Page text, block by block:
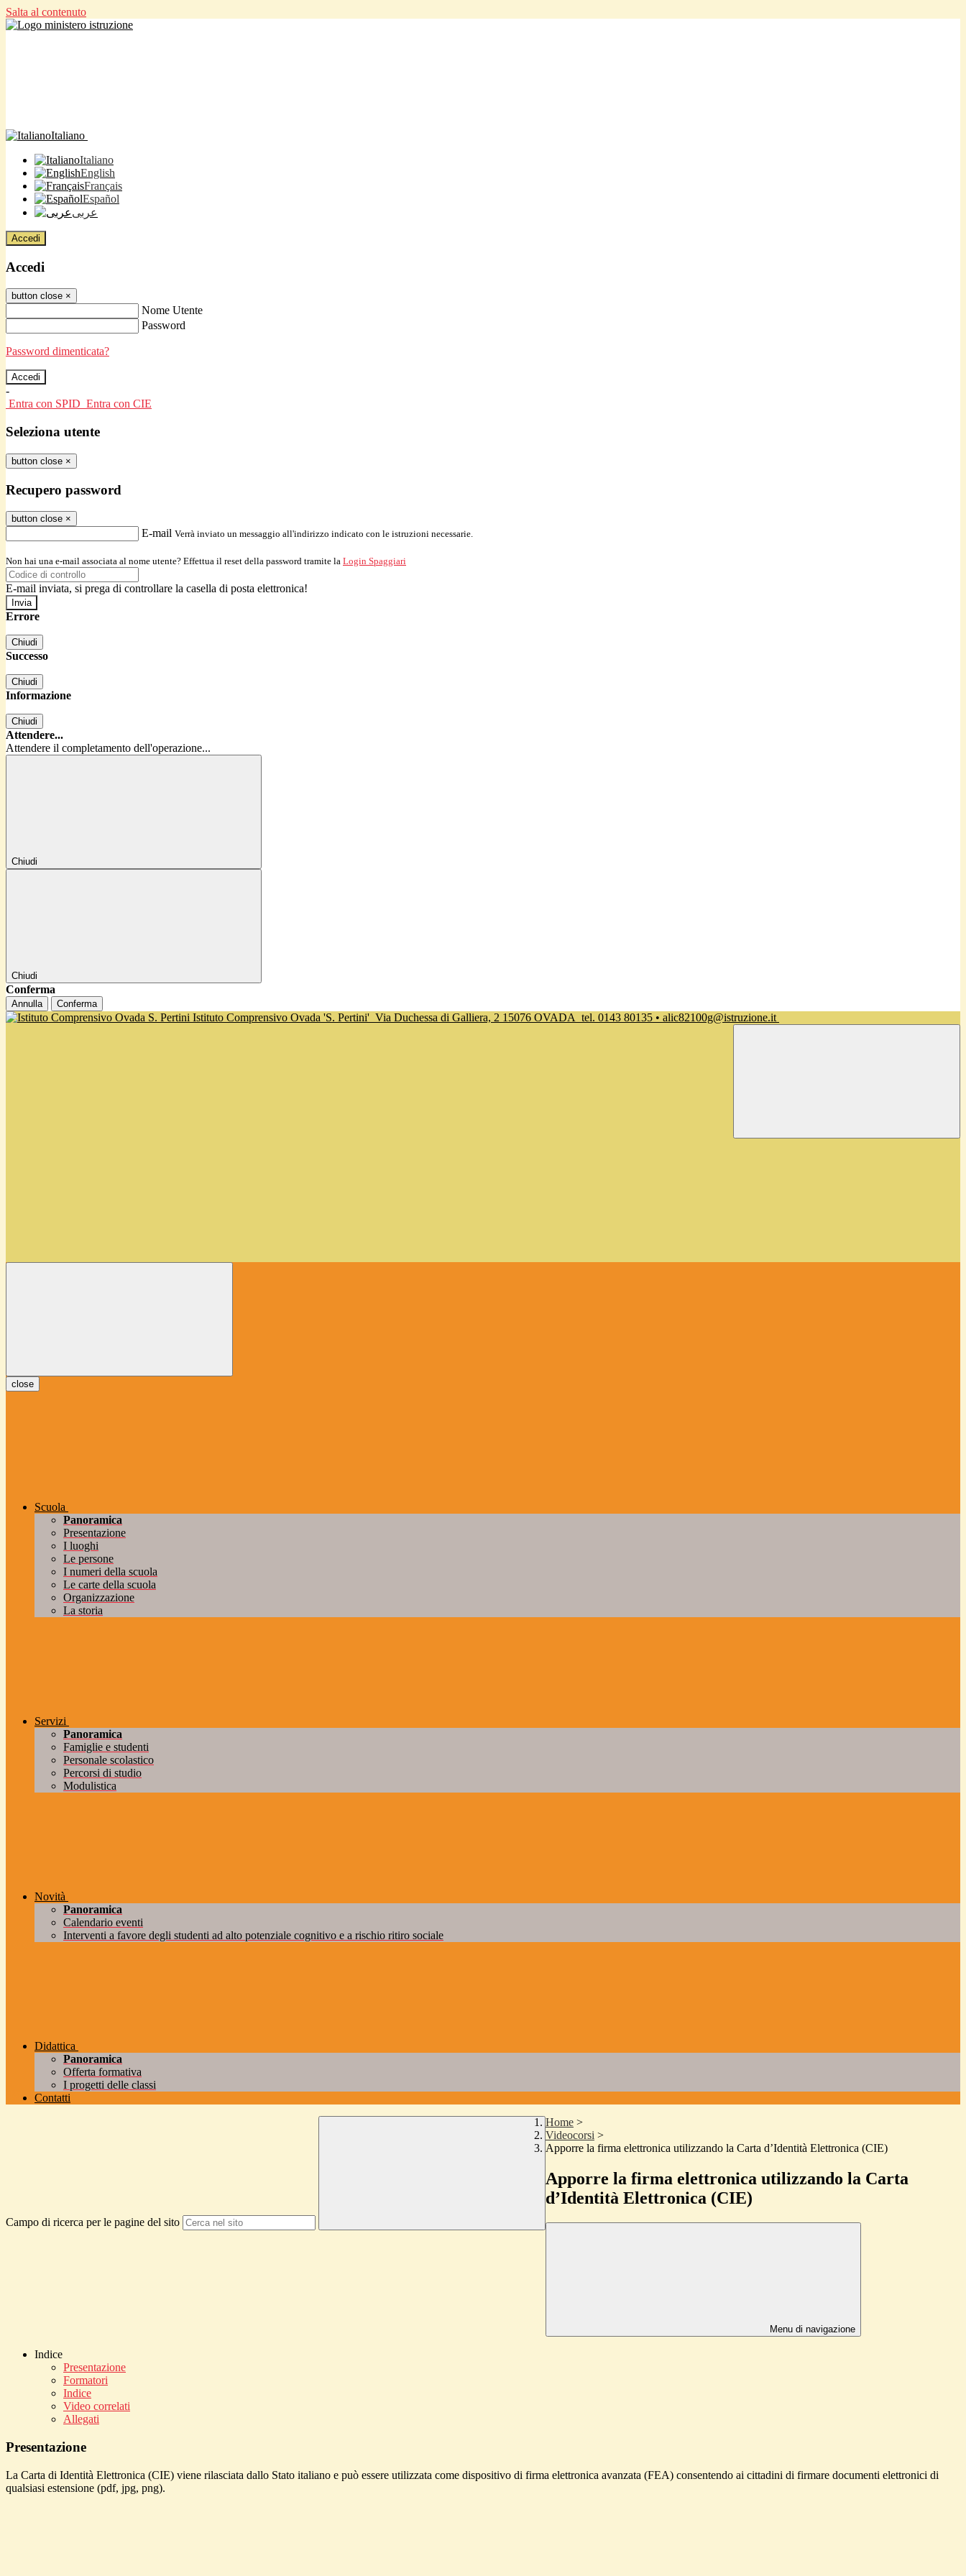
Salta al contenuto
Italiano
Italiano
English
Français
Español
عربى
Accedi
Accedi
button close ×
Nome Utente
Password
Password dimenticata?
-
Entra con SPID Entra con CIE
Seleziona utente
button close ×
Recupero password
button close ×
E-mail Verrà inviato un messaggio all'indirizzo indicato con le istruzioni necessarie.
Non hai una e-mail associata al nome utente? Effettua il reset della password tramite la Login Spaggiari
E-mail inviata, si prega di controllare la casella di posta elettronica!
Errore
Chiudi
Successo
Chiudi
Informazione
Chiudi
Attendere...
Attendere il completamento dell'operazione...
Chiudi
Chiudi
Conferma
Annulla Conferma
Istituto Comprensivo Ovada 'S. Pertini' Via Duchessa di Galliera, 2 15076 OVADA tel. 0143 80135 • alic82100g@istruzione.it
close
Scuola
Panoramica
Presentazione
I luoghi
Le persone
I numeri della scuola
Le carte della scuola
Organizzazione
La storia
Servizi
Panoramica
Famiglie e studenti
Personale scolastico
Percorsi di studio
Modulistica
Novità
Panoramica
Calendario eventi
Interventi a favore degli studenti ad alto potenziale cognitivo e a rischio ritiro sociale
Didattica
Panoramica
Offerta formativa
I progetti delle classi
Contatti
Campo di ricerca per le pagine del sito
Home >
Videocorsi >
Apporre la firma elettronica utilizzando la Carta d’Identità Elettronica (CIE)
Apporre la firma elettronica utilizzando la Carta
d’Identità Elettronica (CIE)
Menu di navigazione
Indice
Presentazione
Formatori
Indice
Video correlati
Allegati
Presentazione
La Carta di Identità Elettronica (CIE) viene rilasciata dallo Stato italiano e può essere utilizzata come dispositivo di firma elettronica avanzata (FEA) consentendo ai cittadini di firmare documenti elettronici di
qualsiasi estensione (pdf, jpg, png).